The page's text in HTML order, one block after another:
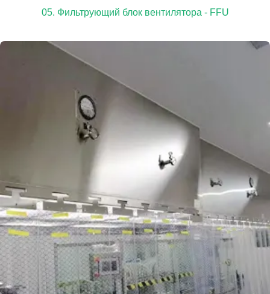
05. Фильтрующий блок вентилятора - FFU